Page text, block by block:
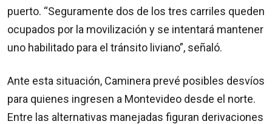
puerto. “Seguramente dos de los tres carriles queden
ocupados por la movilización y se intentará mantener
uno habilitado para el tránsito liviano”, señaló.
Ante esta situación, Caminera prevé posibles desvíos
para quienes ingresen a Montevideo desde el norte.
Entre las alternativas manejadas figuran derivaciones